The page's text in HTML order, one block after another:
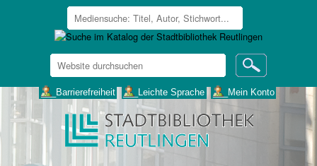
Website
durchsuchen
___Barrierefreiheit ___Leichte Sprache ___Mein Konto